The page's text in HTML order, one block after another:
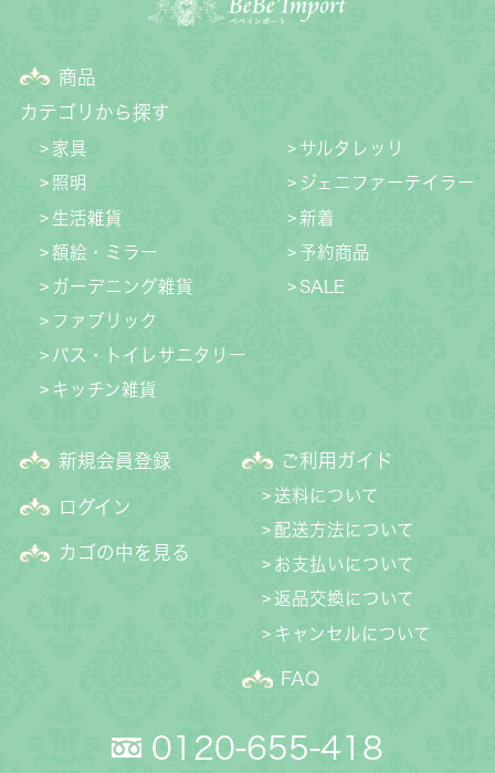
商品
カテゴリから探す
家具
照明
生活雑貨
額絵・ミラー
ガーデニング雑貨
ファブリック
バス・トイレサニタリー
キッチン雑貨
サルタレッリ
ジェニファーテイラー
新着
予約商品
SALE
新規会員登録
ログイン
カゴの中を見る
ご利用ガイド
送料について
配送方法について
お支払いについて
返品交換について
キャンセルについて
FAQ
0120-655-418